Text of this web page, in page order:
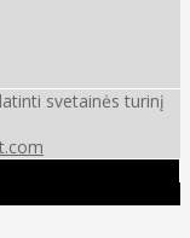
svetainės turinį